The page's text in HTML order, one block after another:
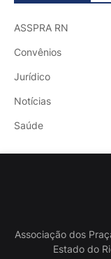
ASSPRA RN
Convênios
Jurídico
Notícias
Saúde
Associação dos
Estado do